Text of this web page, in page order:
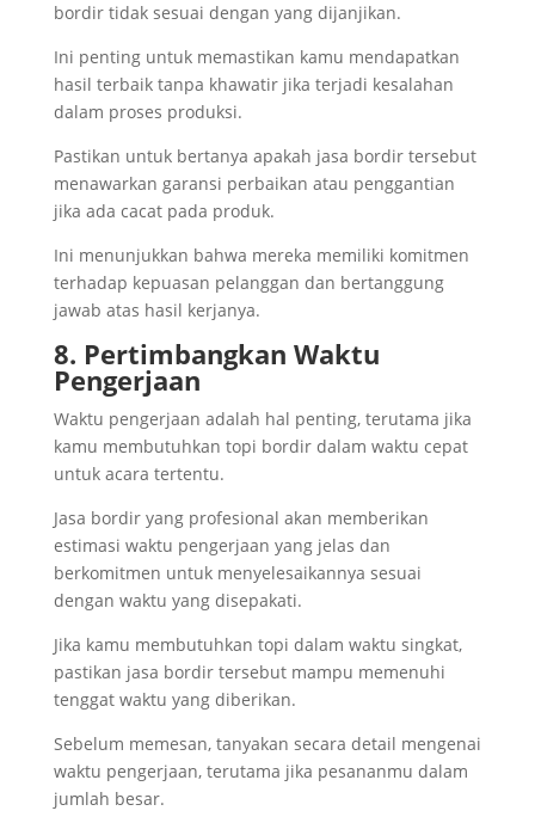
bordir tidak sesuai dengan yang dijanjikan.
Ini penting untuk memastikan kamu mendapatkan
hasil terbaik tanpa khawatir jika terjadi kesalahan
dalam proses produksi.
Pastikan untuk bertanya apakah jasa bordir tersebut
menawarkan garansi perbaikan atau penggantian
jika ada cacat pada produk.
Ini menunjukkan bahwa mereka memiliki komitmen
terhadap kepuasan pelanggan dan bertanggung
jawab atas hasil kerjanya.
8. Pertimbangkan Waktu
Pengerjaan
Waktu pengerjaan adalah hal penting, terutama jika
kamu membutuhkan topi bordir dalam waktu cepat
untuk acara tertentu.
Jasa bordir yang profesional akan memberikan
estimasi waktu pengerjaan yang jelas dan
berkomitmen untuk menyelesaikannya sesuai
dengan waktu yang disepakati.
Jika kamu membutuhkan topi dalam waktu singkat,
pastikan jasa bordir tersebut mampu memenuhi
tenggat waktu yang diberikan.
Sebelum memesan, tanyakan secara detail mengenai
waktu pengerjaan, terutama jika pesananmu dalam
jumlah besar.